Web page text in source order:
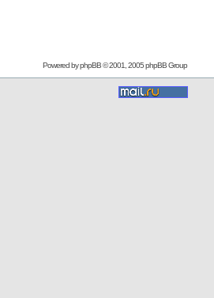
Powered byphpBB© 2001, 2005 phpBB Group